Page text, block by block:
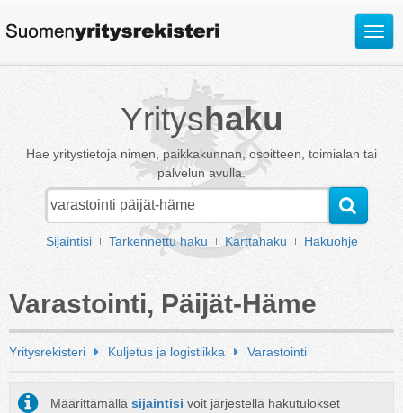
Avaa
Yrityshaku
Hae yritystietoja nimen, paikkakunnan, osoitteen, toimialan tai
palvelun avulla.
Sijaintisi Tarkennettu haku Karttahaku Hakuohje
Varastointi, Päijät-Häme
Yritysrekisteri Kuljetus ja logistiikka Varastointi
Määrittämällä sijaintisi voit järjestellä hakutulokset